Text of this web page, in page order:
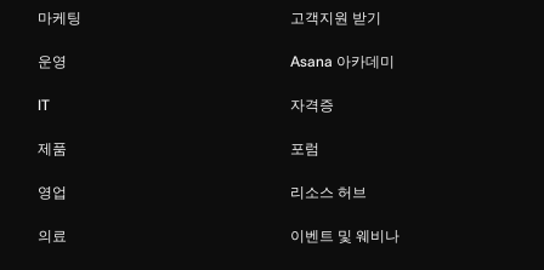
마케팅
운영
IT
제품
영업
의료
고객지원 받기
Asana 아카데미
자격증
포럼
리소스 허브
이벤트 및 웨비나